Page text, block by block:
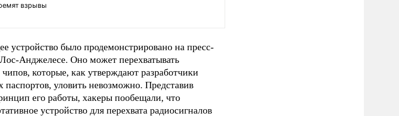
взрывы
устройство было продемонстрировано на пресс-
Анджелесе. Оно может перехватывать
которые, как утверждают разработчики
паспортов, уловить невозможно. Представив
его работы, хакеры пообещали, что
устройство для перехвата радиосигналов